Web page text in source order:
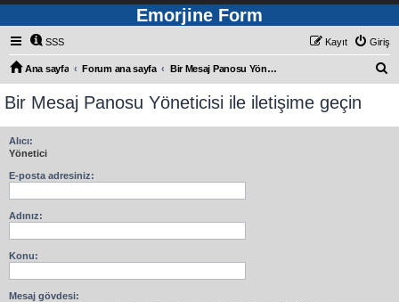
Emorjine Form
SSS Giriş
Kayıt
Ana sayfa Forum ana sayfa Bir Mesaj Panosu Yöneticisi ile iletişime geçin
Bir Mesaj Panosu Yöneticisi ile iletişime geçin
Alıcı:
Yönetici
E-posta adresiniz:
Adınız:
Konu:
Mesaj gövdesi: